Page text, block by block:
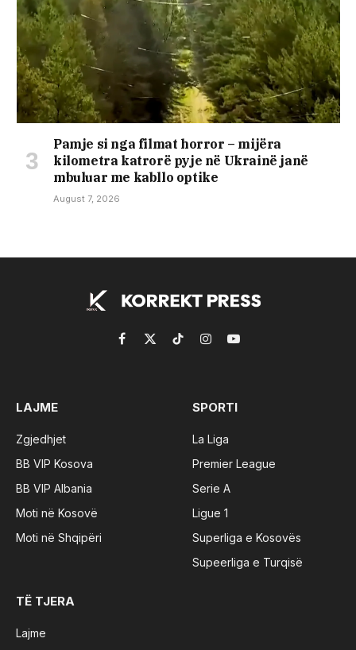
Pamje si nga filmat horror – mijëra
kilometra katrorë pyje në Ukrainë janë
mbuluar me kabllo optike
August 7, 2026
Facebook
X
TikTokInstagramYouTube
LAJME
Zgjedhjet
BB VIP Kosova
BB VIP Albania
Moti në Kosovë
Moti në Shqipëri
SPORTI
La Liga
Premier League
Serie A
Ligue 1
Superliga e Kosovës
Supeerliga e Turqisë
TË TJERA
Lajme